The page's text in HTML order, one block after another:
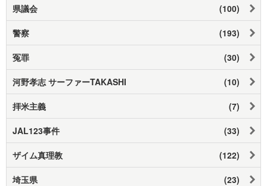
県議会 (100)
警察 (193)
冤罪 (30)
河野孝志 サーファーTAKASHI (10)
拝米主義 (7)
JAL123事件 (33)
ザイム真理教 (122)
埼玉県 (23)